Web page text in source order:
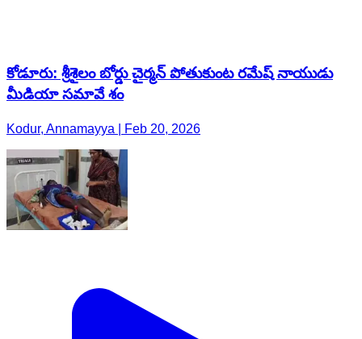
కోడూరు: శ్రీశైలం బోర్డు చైర్మన్ పోతుకుంట రమేష్ నాయుడు
మీడియా సమావే శం
Kodur, Annamayya | Feb 20, 2026